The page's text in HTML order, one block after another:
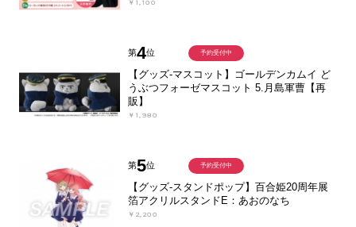
￥1,100
第4位
【グッズ-マスコット】ゴールデンカムイ ど
うぶつフォーゼマスコット 5.月島軍曹【再
販】
￥1,980
予約受付中
第5位
【グッズ-スタンドポップ】百合姫20周年展
箔アクリルスタンドE：あおのなち
￥2,200
予約受付中